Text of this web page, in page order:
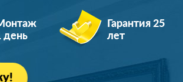
день
Гарантия 25
лет